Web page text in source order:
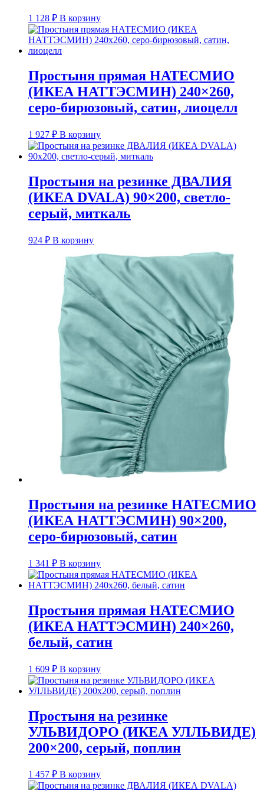
1 128 ₽ В корзину
Простыня прямая НАТЕСМИО
(ИКЕА НАТТЭСМИН) 240×260,
серо-бирюзовый, сатин, лиоцелл
1 927 ₽ В корзину
Простыня на резинке ДВАЛИЯ
(ИКЕА DVALA) 90×200, светло-
серый, миткаль
924 ₽ В корзину
Простыня на резинке НАТЕСМИО
(ИКЕА НАТТЭСМИН) 90×200,
серо-бирюзовый, сатин
1 341 ₽ В корзину
Простыня прямая НАТЕСМИО
(ИКЕА НАТТЭСМИН) 240×260,
белый, сатин
1 609 ₽ В корзину
Простыня на резинке
УЛЬВИДОРО (ИКЕА УЛЛЬВИДЕ)
200×200, серый, поплин
1 457 ₽ В корзину